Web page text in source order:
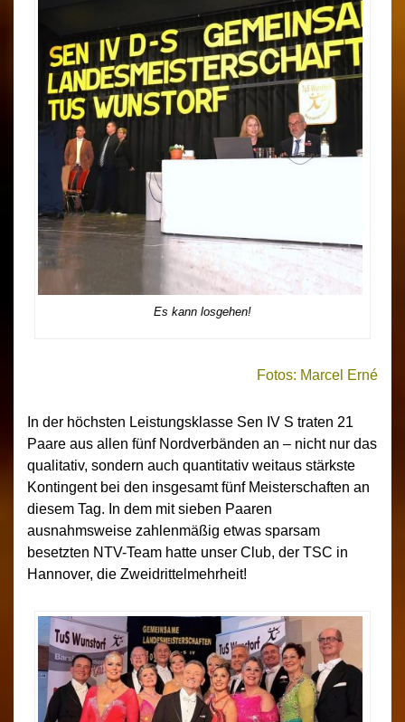
Es kann losgehen!
Fotos: Marcel Erné
In der höchsten Leistungsklasse Sen IV S traten 21
Paare aus allen fünf Nordverbänden an – nicht nur das
qualitativ, sondern auch quantitativ weitaus stärkste
Kontingent bei den insgesamt fünf Meisterschaften an
diesem Tag. In dem mit sieben Paaren
ausnahmsweise zahlenmäßig etwas sparsam
besetzten NTV-Team hatte unser Club, der TSC in
Hannover, die Zweidrittelmehrheit!